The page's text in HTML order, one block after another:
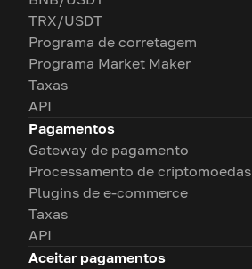
TRX/USDT
Programa de corretagem
Programa Market Maker
Taxas
API
Pagamentos
Gateway de pagamento
Processamento de criptomoedas
Plugins de e-commerce
Taxas
API
Aceitar pagamentos